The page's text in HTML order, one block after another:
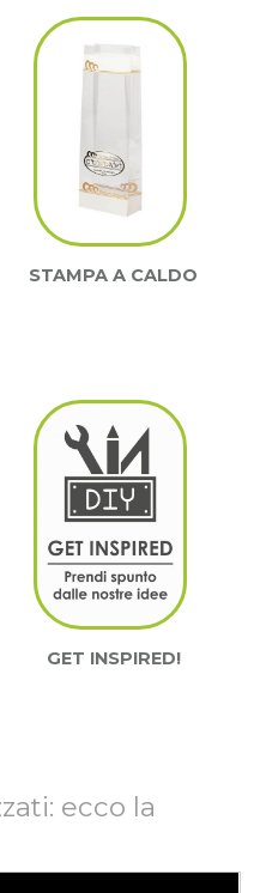
STAMPA A CALDO
GET INSPIRED!
ecco la